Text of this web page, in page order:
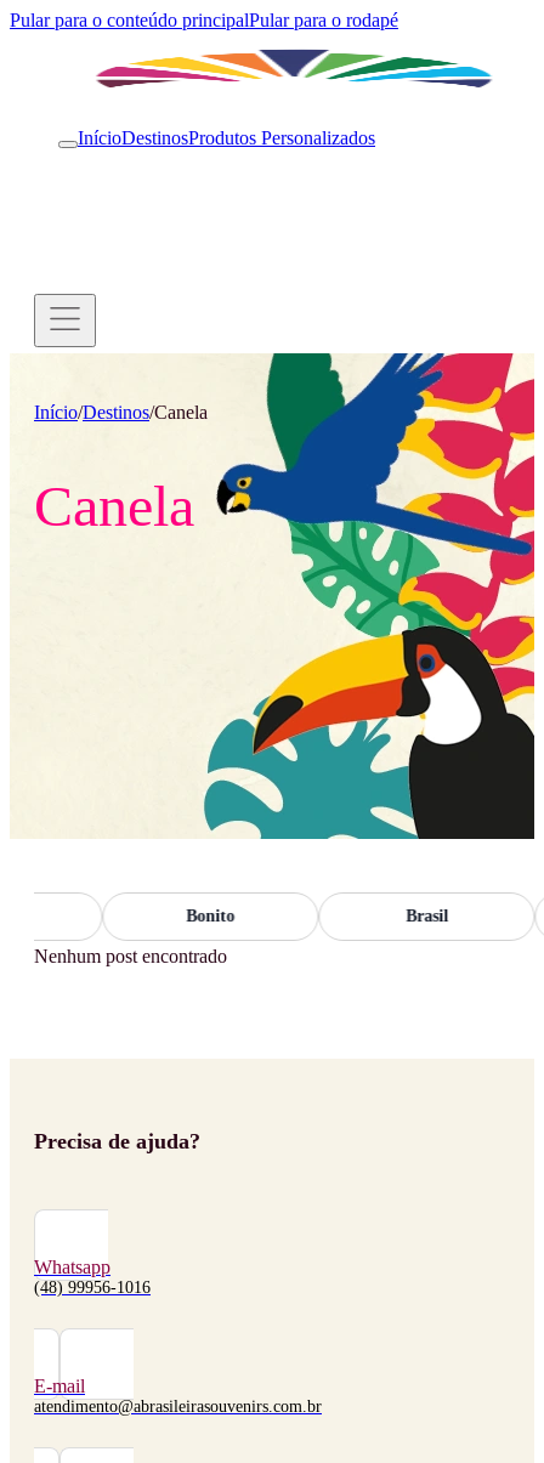
Pular para o conteúdo principalPular para o rodapé
InícioDestinosProdutos Personalizados
Início/Destinos/Canela
Canela
Bonito Brasil
Nenhum post encontrado
Precisa de ajuda?
Whatsapp
(48) 99956-1016
E-mail
atendimento@abrasileirasouvenirs.com.br